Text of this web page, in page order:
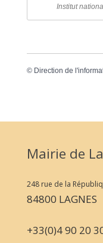
Institut
© Direction de
Mairie de
248 rue de la
84800 LAGNES
+33(0)4 90 20